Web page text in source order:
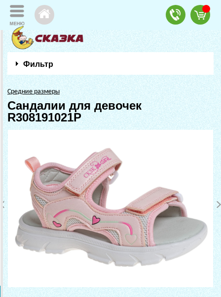
Фильтр
Средние размеры
Сандалии для девочек
R308191021P